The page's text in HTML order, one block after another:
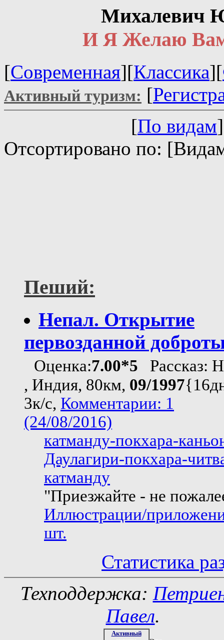
Михалевич
И Я Желаю
[Современная][Классика][
Активный туризм: [
[По видам
Отсортировано по:
Пеший:
Непал. Открытие
первозданной
Оценка:7.00*5 Рассказ:
, Индия, 80км, 09/1997
3к/с, Комментарии: 1
(24/08/2016)
катманду-покхара-
Даулагири-покхара-
катманду
"Приезжайте - не
Иллюстрации/
шт.
Статистика
Техподдержка:
Павел.
Активный